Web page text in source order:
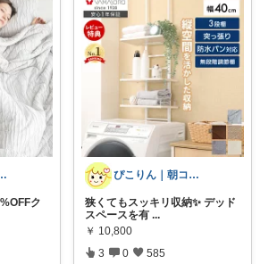
しと子ども
ク
ぴこりん｜朝コレ｜良いものを長く🌿
狭くてもスッキリ収納✨ デッド
スペースを有 ...
￥ 10,800
3 0 585